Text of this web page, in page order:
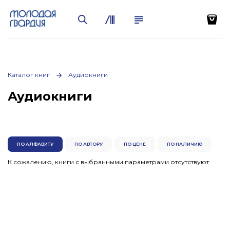
Каталог книг Аудиокниги
Аудиокниги
ПО АЛФАВИТУ ПО АВТОРУ ПО ЦЕНЕ ПО НАЛИЧИЮ
К сожалению, книги с выбранными параметрами отсутствуют.